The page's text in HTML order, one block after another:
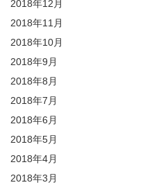
2018年12月
2018年11月
2018年10月
2018年9月
2018年8月
2018年7月
2018年6月
2018年5月
2018年4月
2018年3月